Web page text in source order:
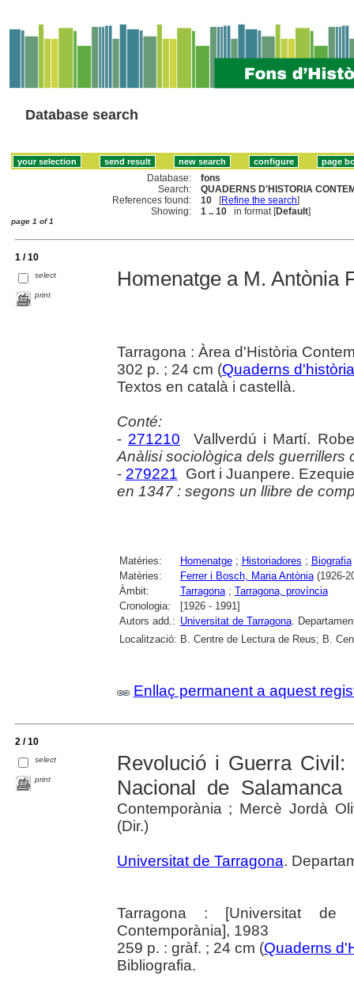
Database search
Database:
fons
Search:
QUADERNS D'HISTORIA
References found:
10 [Refine the search]
Showing:
1 .. 10 in format [Default]
page 1 of 1
1 / 10
select
print
Homenatge a M. Antònia
Tarragona : Àrea d'Història
302 p. ; 24 cm (Quaderns
Textos en català i castellà.
Conté:
- 271210 Vallverdú i Martí.
Anàlisi sociològica dels guerrillers
- 279221 Gort i Juanpere.
en 1347 : segons un llibre de
Matèries: Homenatge; Historiadores ; Biografia
Matèries:
Ferrer i Bosch, Maria Antònia(1926-
Àmbit:
Tarragona; Tarragona, província
Cronologia:
[1926 - 1991]
Autors add.: Universitat de Tarragona.
Localització: B. Centre de Lectura de Reus; B.
Enllaç permanent a aquest
2 / 10
select
print
Revolució i Guerra
Nacional de Salamanca
Contemporània ; Mercè Jordà
(Dir.)
Universitat de Tarragona.
Tarragona : [Universitat de
Contemporània], 1983
259 p. : gràf. ; 24 cm (Quaderns
Bibliografia.